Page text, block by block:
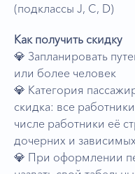
(подклассы J, C, D)
Как получить скидку
💎 Запланировать
или более человек
💎 Категория
скидка: все
числе работники её
дочерних и
💎 При оформлении